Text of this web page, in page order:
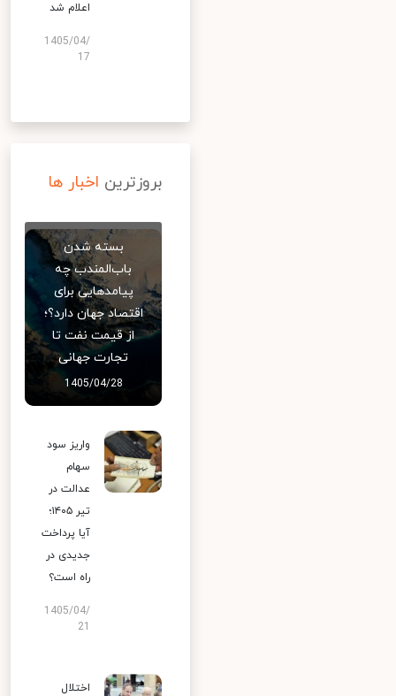
اعلام شد
1405/04/
17
بروزترین اخبار ها
بسته شدن
باب‌المندب چه
پیامدهایی برای
اقتصاد جهان دارد؟؛
از قیمت نفت تا
تجارت جهانی
1405/04/28
واریز سود
سهام
عدالت در
تیر ۱۴۰۵؛
آیا پرداخت
جدیدی در
راه است؟
1405/04/
اختلال